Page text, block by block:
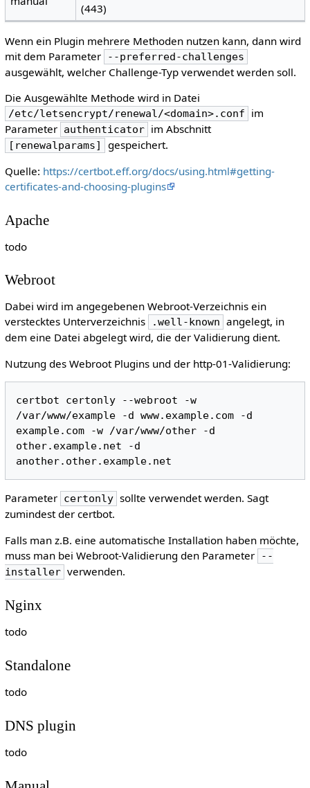
(443)
Wenn ein Plugin mehrere Methoden nutzen kann, dann wird
mit dem Parameter
--preferred-challenges
ausgewählt, welcher Challenge-Typ verwendet werden soll.
Die Ausgewählte Methode wird in Datei
/etc/letsencrypt/renewal/<domain>.conf
im
Parameter authenticator im Abschnitt
[renewalparams]
gespeichert.
Quelle: https://certbot.eff.org/docs/using.html#getting-
certificates-and-choosing-plugins
Apache
todo
Webroot
Dabei wird im angegebenen Webroot-Verzeichnis ein
verstecktes Unterverzeichnis
.well-known angelegt, in
dem eine Datei abgelegt wird, die der Validierung dient.
Nutzung des Webroot Plugins und der http-01-Validierung:
certbot certonly --webroot -w
/var/www/example -d www.example.com -d
example.com -w /var/www/other -d
other.example.net -d
Parameter certonly sollte verwendet werden. Sagt
zumindest der certbot.
Falls man z.B. eine automatische Installation haben möchte,
muss man bei Webroot-Validierung den Parameter
--
installer verwenden.
Nginx
todo
Standalone
todo
DNS plugin
todo